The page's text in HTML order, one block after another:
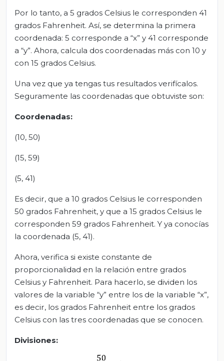
Por lo tanto, a 5 grados Celsius le corresponden 41
grados Fahrenheit. Así, se determina la primera
coordenada: 5 corresponde a “x” y 41 corresponde
a “y”. Ahora, calcula dos coordenadas más con 10 y
con 15 grados Celsius.
Una vez que ya tengas tus resultados verifícalos.
Seguramente las coordenadas que obtuviste son:
Coordenadas:
(10, 50)
(15, 59)
(5, 41)
Es decir, que a 10 grados Celsius le corresponden
50 grados Fahrenheit, y que a 15 grados Celsius le
corresponden 59 grados Fahrenheit. Y ya conocías
la coordenada (5, 41).
Ahora, verifica si existe constante de
proporcionalidad en la relación entre grados
Celsius y Fahrenheit. Para hacerlo, se dividen los
valores de la variable “y” entre los de la variable “x”,
es decir, los grados Fahrenheit entre los grados
Celsius con las tres coordenadas que se conocen.
Divisiones: